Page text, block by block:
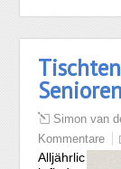
Simon van
Kommentare
Alljährlic